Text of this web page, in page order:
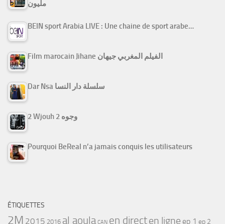
مليون
BEIN sport Arabia LIVE : Une chaine de sport arabe…
Film marocain Jihane الفيلم المغربي جيهان
Dar Nsa سلسلة دار النسا
2 Wjouh 2 وجوه
Pourquoi BeReal n’a jamais conquis les utilisateurs
ÉTIQUETTES
2M 2015 2016 al aoula CAN en directen ligne ep 1 ep 2